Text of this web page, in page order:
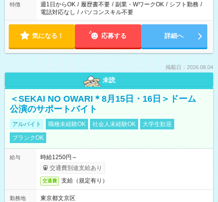
特徴 週1日からOK / 履歴書不要 / 副業・WワークOK / シフト勤務 /
電話対応なし / パソコンスキル不要
気になる！ 応募する 詳細へ
掲載日：2026.08.04
未読
＜SEKAI NO OWARI＊8月15日・16日＞ドーム
公演のサポートバイト
アルバイト 職種未経験OK 社会人未経験OK
大学生歓迎
ブランクOK
給与
時給1250円～
交通費別途支給あり
交通費 支給（規定有り）
勤務地
東京都文京区